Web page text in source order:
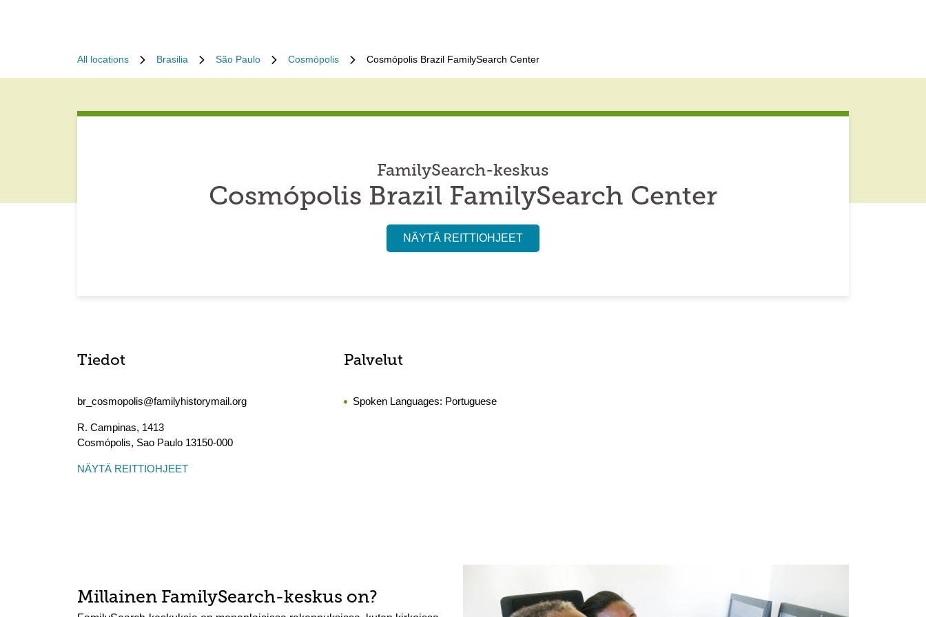
All locations Brasilia São Paulo Cosmópolis Cosmópolis Brazil FamilySearch Center
FamilySearch-keskus
Cosmópolis Brazil FamilySearch Center
NÄYTÄ REITTIOHJEET
Tiedot
br_cosmopolis@familyhistorymail.org
R. Campinas, 1413
Cosmópolis, Sao Paulo 13150-000
NÄYTÄ REITTIOHJEET
Palvelut
Spoken Languages: Portuguese
Millainen FamilySearch-keskus on?